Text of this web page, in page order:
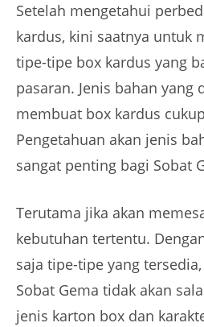
Setelah mengetahui
kardus, kini saatnya untuk
tipe-tipe box kardus yang
pasaran. Jenis bahan yang
membuat box kardus
Pengetahuan akan jenis
sangat penting bagi Sobat
Terutama jika akan
kebutuhan tertentu.
saja tipe-tipe yang
Sobat Gema tidak akan
jenis karton box dan